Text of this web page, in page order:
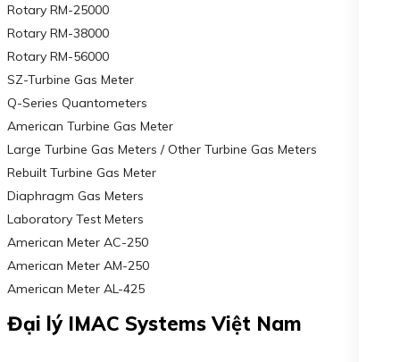
Rotary RM-25000
Rotary RM-38000
Rotary RM-56000
SZ-Turbine Gas Meter
Q-Series Quantometers
American Turbine Gas Meter
Large Turbine Gas Meters / Other Turbine Gas Meters
Rebuilt Turbine Gas Meter
Diaphragm Gas Meters
Laboratory Test Meters
American Meter AC-250
American Meter AM-250
American Meter AL-425
Đại lý IMAC Systems Việt Nam